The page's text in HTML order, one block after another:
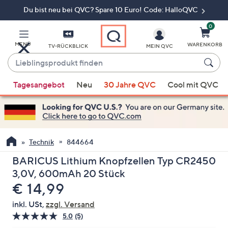
Du bist neu bei QVC? Spare 10 Euro! Code: HalloQVC
MENÜ TV-RÜCKBLICK
Lieblingsprodukt
finden
Vorschläge
verfügbar
sind,
verwenden
Sie
die
Pfeiltasten
nach
oben
und
nach
MEIN QVC
0
WARENKORB
Tagesangebot Neu 30 Jahre QVC Cool mit QVC
Technik 844664
BARICUS Lithium Knopfzellen Typ CR2450
3,0V, 600mAh 20 Stück
Gelöscht
€ 14,99
inkl. USt, zzgl. Versand
5.0 5
(5)